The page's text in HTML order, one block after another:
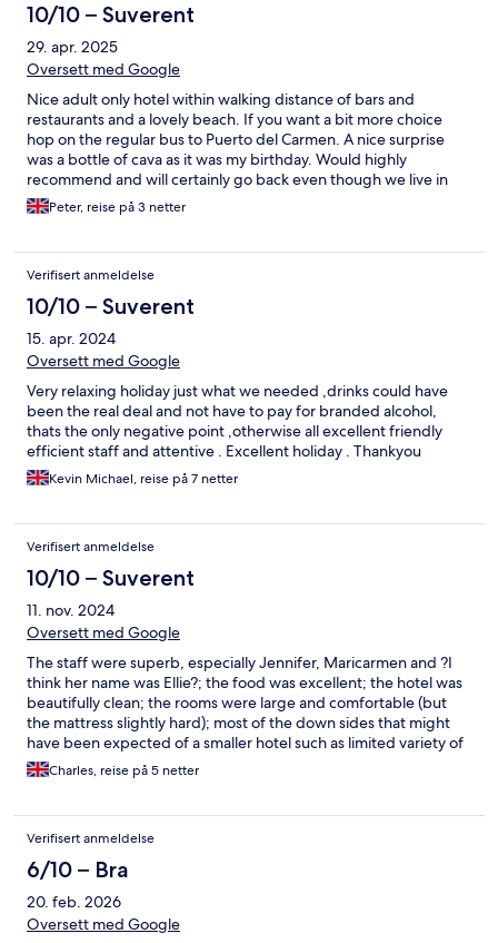
10/10 – Suverent
29. apr. 2025
Oversett med Google
Nice adult only hotel within walking distance of bars and
restaurants and a lovely beach. If you want a bit more choice
hop on the regular bus to Puerto del Carmen. A nice surprise
was a bottle of cava as it was my birthday. Would highly
recommend and will certainly go back even though we live in
the next island.
Peter, reise på 3 netter
Verifisert anmeldelse
10/10 – Suverent
15. apr. 2024
Oversett med Google
Very relaxing holiday just what we needed ,drinks could have
been the real deal and not have to pay for branded alcohol,
thats the only negative point ,otherwise all excellent friendly
efficient staff and attentive . Excellent holiday . Thankyou
Kevin Michael, reise på 7 netter
Verifisert anmeldelse
10/10 – Suverent
11. nov. 2024
Oversett med Google
The staff were superb, especially Jennifer, Maricarmen and ?I
think her name was Ellie?; the food was excellent; the hotel was
beautifully clean; the rooms were large and comfortable (but
the mattress slightly hard); most of the down sides that might
have been expected of a smaller hotel such as limited variety of
food didn’t actually arise. The only possible negative was that
the hotel is located in a residential area, some distance from
preference. Overall this was an extremely enjoyable and
modestly priced stay.
Charles, reise på 5 netter
Verifisert anmeldelse
6/10 – Bra
20. feb. 2026
Oversett med Google